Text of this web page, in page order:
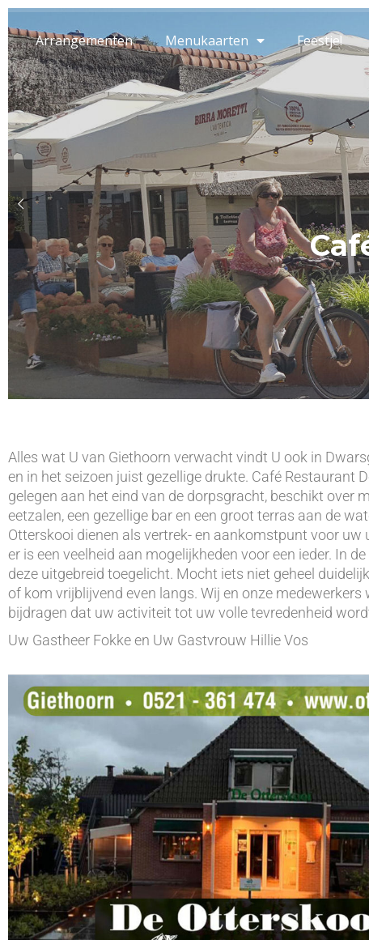
Arrangementen Menukaarten Feestje!
Alles wat U van Giethoorn verwacht vindt U ook in
en in het seizoen juist gezellige drukte. Café Restaurant
gelegen aan het eind van de dorpsgracht, beschikt over
eetzalen, een gezellige bar en een groot terras aan de
Otterskooi dienen als vertrek- en aankomstpunt voor uw
er is een veelheid aan mogelijkheden voor een ieder. In
deze uitgebreid toegelicht. Mocht iets niet geheel
of kom vrijblijvend even langs. Wij en onze medewerkers
bijdragen dat uw activiteit tot uw volle tevredenheid
Uw Gastheer Fokke en Uw Gastvrouw Hillie Vos